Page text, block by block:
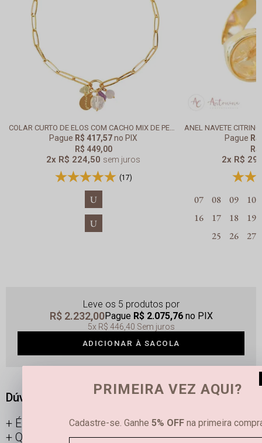
COLAR CURTO DE ELOS COM CACHO MIX DE PEDRAS DESPERTAR BANHADO EM OURO 18K
Pague R$ 417,57no PIX
R$ 449,00
2x R$ 224,50 sem juros
(17)
U
U
Pague
2x R$
07 08 09
10
16
17 18
19
25
26 27
Leve os 5 produtos
R$ 2.232,00Pague R$ 2.075,76no PIX
5x R$ 446,40 Sem juros
ADICIONAR À SACOLA
Dúvidas frequentes
É possível limpar joias femininas em casa?
Qual é a diferença entre semijoias e bijuterias?
PRIMEIRA VEZ AQUI?
Cadastre-se. Ganhe 5% OFF na primeira